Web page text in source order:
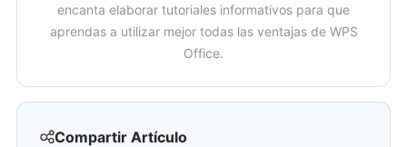
Compartir Artículo
encanta elaborar tutoriales informativos para que
aprendas a utilizar mejor todas las ventajas de WPS
Office.